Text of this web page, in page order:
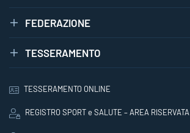
FEDERAZIONE
TESSERAMENTO
TESSERAMENTO ONLINE
REGISTRO SPORT e SALUTE – AREA RISERVATA